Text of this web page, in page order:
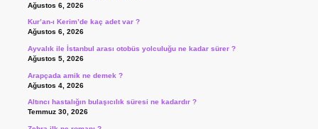
Ağustos 6, 2026
Kur’an-ı Kerim’de kaç adet var ?
Ağustos 6, 2026
Ayvalık ile İstanbul arası otobüs yolculuğu ne kadar sürer ?
Ağustos 5, 2026
Arapçada amik ne demek ?
Ağustos 4, 2026
Altıncı hastalığın bulaşıcılık süresi ne kadardır ?
Temmuz 30, 2026